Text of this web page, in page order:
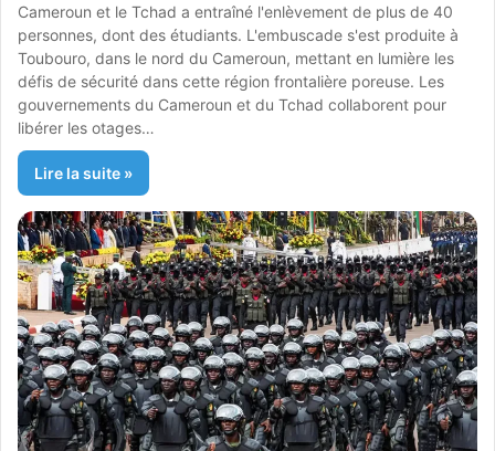
Cameroun et le Tchad a entraîné l'enlèvement de plus de 40
personnes, dont des étudiants. L'embuscade s'est produite à
Toubouro, dans le nord du Cameroun, mettant en lumière les
défis de sécurité dans cette région frontalière poreuse. Les
gouvernements du Cameroun et du Tchad collaborent pour
libérer les otages…
Lire la suite »